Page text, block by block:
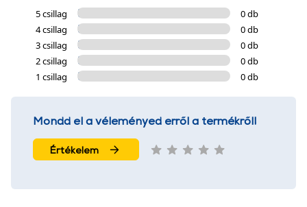
5 csillag
0 db
4 csillag
0 db
3 csillag
0 db
2 csillag
0 db
1 csillag
0 db
Mondd el a véleményed erről a termékről!
Értékelem